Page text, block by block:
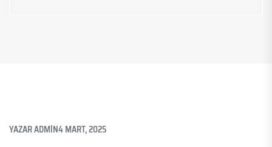
YAZARADMIN4 MART, 2025